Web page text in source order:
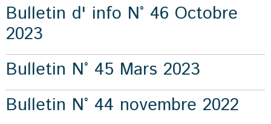
Bulletin d' info N° 46 Octobre
2023
Bulletin N° 45 Mars 2023
Bulletin N° 44 novembre 2022